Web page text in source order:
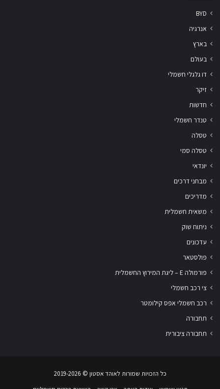
BYD
אנרגיה
בארץ
בעולם
דו גלגלי חשמלי
זיקר
חדשות
טנדר חשמלי
טסלה
טסלה סמי
יונדאי
מבחני דרכים
מדריכים
משאית חשמלית
ניתוח שוק
עדכונים
פולסטאר
פורמולה E – ליגת המירוץ החשמלית
צי רכב חשמלי
רכב חשמלי אפס קילומטר
תחבורה
תחבורה ציבורית
כל הזכויות שמורות לאוהד אסטון ‏© 2019-2026
צריך עזרה? התחל